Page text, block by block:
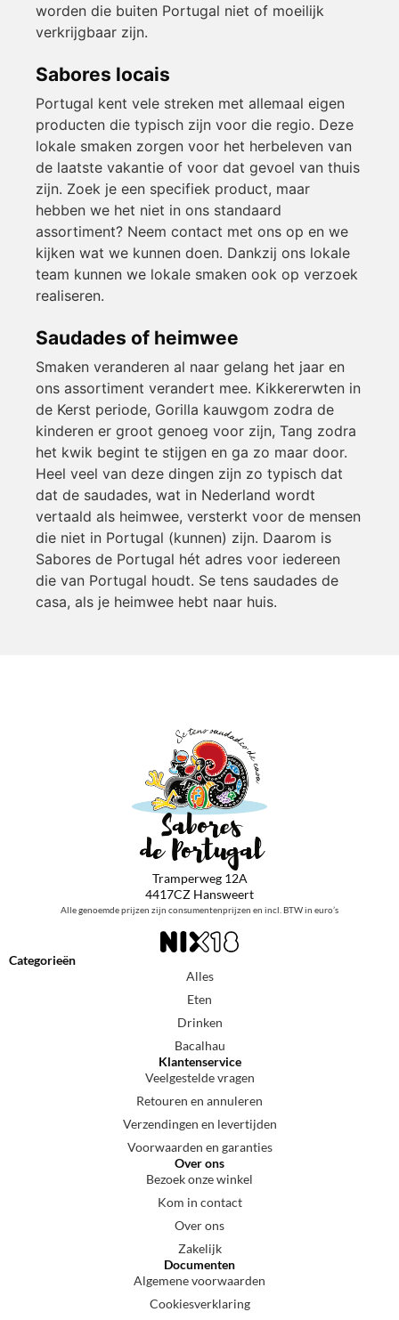
worden die buiten Portugal niet of moeilijk
verkrijgbaar zijn.
Sabores locais
Portugal kent vele streken met allemaal eigen
producten die typisch zijn voor die regio. Deze
lokale smaken zorgen voor het herbeleven van
de laatste vakantie of voor dat gevoel van thuis
zijn. Zoek je een specifiek product, maar
hebben we het niet in ons standaard
assortiment? Neem contact met ons op en we
kijken wat we kunnen doen. Dankzij ons lokale
team kunnen we lokale smaken ook op verzoek
realiseren.
Saudades of heimwee
Smaken veranderen al naar gelang het jaar en
ons assortiment verandert mee. Kikkererwten in
de Kerst periode, Gorilla kauwgom zodra de
kinderen er groot genoeg voor zijn, Tang zodra
het kwik begint te stijgen en ga zo maar door.
Heel veel van deze dingen zijn zo typisch dat
dat de saudades, wat in Nederland wordt
vertaald als heimwee, versterkt voor de mensen
die niet in Portugal (kunnen) zijn. Daarom is
Sabores de Portugal hét adres voor iedereen
die van Portugal houdt. Se tens saudades de
casa, als je heimwee hebt naar huis.
Tramperweg 12A
4417CZ Hansweert
Alle genoemde prijzen zijn consumentenprijzen en incl. BTW in euro’s
Categorieën
Alles
Eten
Drinken
Bacalhau
Klantenservice
Veelgestelde vragen
Retouren en annuleren
Verzendingen en levertijden
Voorwaarden en garanties
Over ons
Bezoek onze winkel
Kom in contact
Over ons
Zakelijk
Documenten
Algemene voorwaarden
Cookiesverklaring